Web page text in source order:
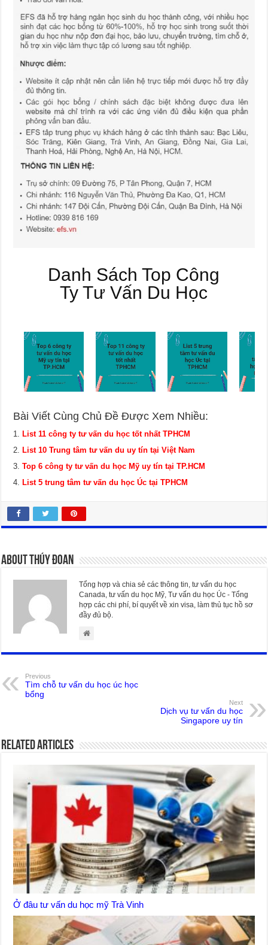
Danh Sách Top Công
Ty Tư Vấn Du Học
Bài Viết Cùng Chủ Đề Được Xem Nhiều:
List 11 công ty tư vấn du học tốt nhất TPHCM
List 10 Trung tâm tư vấn du uy tín tại Việt Nam
Top 6 công ty tư vấn du học Mỹ uy tín tại TP.HCM
List 5 trung tâm tư vấn du học Úc tại TPHCM
About Thúy Đoan
Tổng hợp và chia sẻ các thông tin, tư vấn du học
Canada, tư vấn du học Mỹ, Tư vấn du học Úc - Tổng
hợp các chi phí, bí quyết về xin visa, làm thủ tục hồ sơ
đầy đủ bộ.
Previous
Tìm chỗ tư vấn du học úc học
bổng
Next
Dịch vụ tư vấn du học
Singapore uy tín
Related Articles
Ở đâu tư vấn du học mỹ Trà Vinh